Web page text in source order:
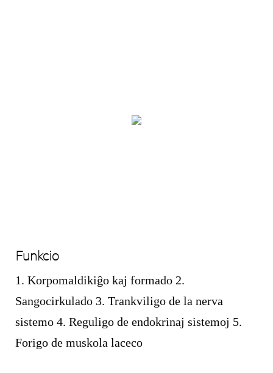
Funkcio
1. Korpomaldikiĝo kaj formado 2.
Sangocirkulado 3. Trankviligo de la nerva
sistemo 4. Reguligo de endokrinaj sistemoj 5.
Forigo de muskola laceco